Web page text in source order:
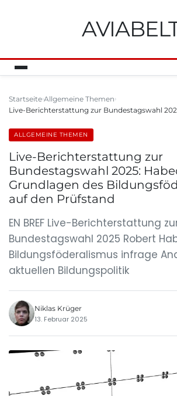
Startseite Allgemeine Themen
Live-Berichterstattung zur Bundestagswahl
ALLGEMEINE THEMEN
Live-Berichterstattung zur
Bundestagswahl 2025:
Grundlagen des
auf den Prüfstand
EN BREF Live-Berichterstattung
Bundestagswahl 2025 Robert
Bildungsföderalismus infrage
aktuellen Bildungspolitik
Niklas Krüger
13. Februar 2025